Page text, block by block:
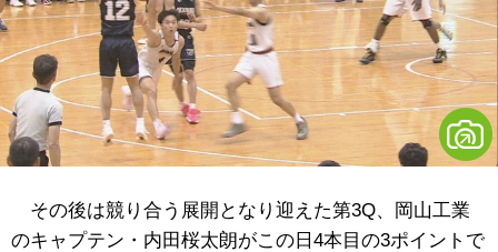
その後は競り合う展開となり迎えた第3Q、岡山工業
のキャプテン・内田桜太朗がこの日4本目の3ポイントで